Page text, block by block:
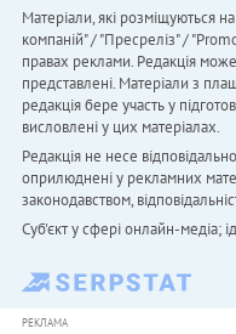
Матеріали, які розміщуються
компаній" / "Пресреліз" /
правах реклами. Редакція
представлені. Матеріали з
редакція бере участь у
висловлені у цих матеріалах.
Редакція не несе
оприлюднені у рекламних
законодавством,
Cуб'єкт у сфері онлайн-медіа;
РЕКЛАМА